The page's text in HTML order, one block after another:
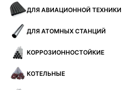
ДЛЯ АВИАЦИОННОЙ ТЕХНИКИ
ДЛЯ АТОМНЫХ СТАНЦИЙ
КОРРОЗИОННОСТОЙКИЕ
КОТЕЛЬНЫЕ